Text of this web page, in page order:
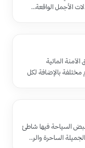
الآمنة المائية
مختلفة بالإضافة لكل
نبض السياحة فيها شاطئ